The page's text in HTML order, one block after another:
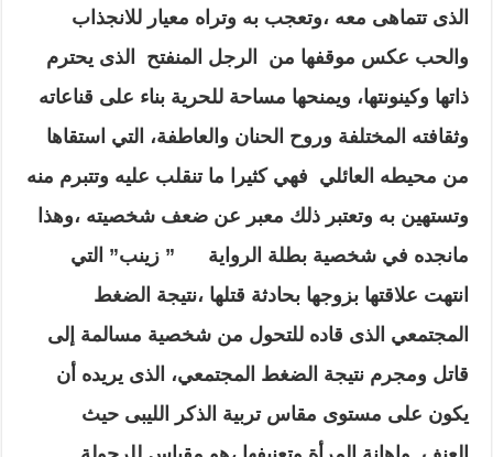
الذى تتماهى معه ،وتعجب به وتراه معيار للانجذاب
والحب عكس موقفها من الرجل المنفتح الذى يحترم
ذاتها وكينونتها، ويمنحها مساحة للحرية بناء على قناعاته
وثقافته المختلفة وروح الحنان والعاطفة، التي استقاها
من محيطه العائلي فهي كثيرا ما تنقلب عليه وتتبرم منه
وتستهين به وتعتبر ذلك معبر عن ضعف شخصيته ،وهذا
مانجده في شخصية بطلة الرواية ” زينب” التي
انتهت علاقتها بزوجها بحادثة قتلها ،نتيجة الضغط
المجتمعي الذى قاده للتحول من شخصية مسالمة إلى
قاتل ومجرم نتيجة الضغط المجتمعي، الذى يريده أن
يكون على مستوى مقاس تربية الذكر الليبى حيث